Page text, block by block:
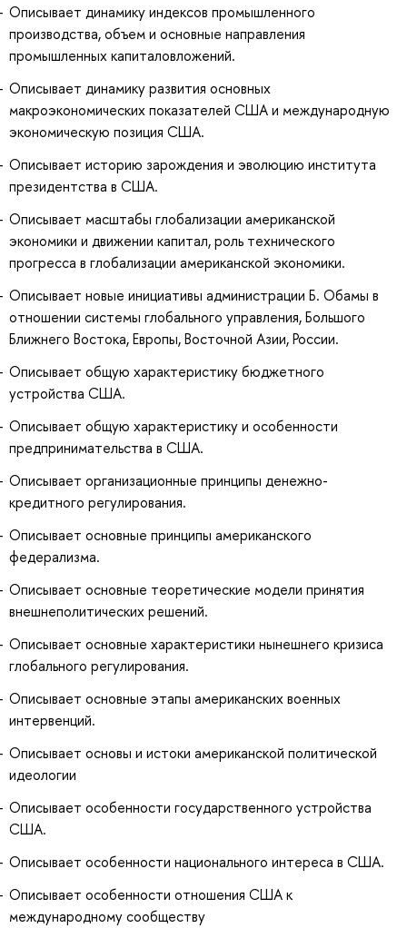
Описывает динамику индексов промышленного
производства, объем и основные направления
промышленных капиталовложений.
Описывает динамику развития основных
макроэкономических показателей США и международную
экономическую позиция США.
Описывает историю зарождения и эволюцию института
президентства в США.
Описывает масштабы глобализации американской
экономики и движении капитал, роль технического
прогресса в глобализации американской экономики.
Описывает новые инициативы администрации Б. Обамы в
отношении системы глобального управления, Большого
Ближнего Востока, Европы, Восточной Азии, России.
Описывает общую характеристику бюджетного
устройства США.
Описывает общую характеристику и особенности
предпринимательства в США.
Описывает организационные принципы денежно-
кредитного регулирования.
Описывает основные принципы американского
федерализма.
Описывает основные теоретические модели принятия
внешнеполитических решений.
Описывает основные характеристики нынешнего кризиса
глобального регулирования.
Описывает основные этапы американских военных
интервенций.
Описывает основы и истоки американской политической
идеологии
Описывает особенности государственного устройства
США.
Описывает особенности национального интереса в США.
Описывает особенности отношения США к
международному сообществу